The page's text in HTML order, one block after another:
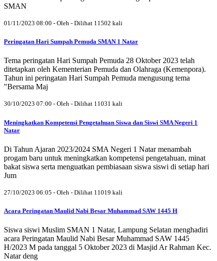
SMAN
01/11/2023 08:00 - Oleh - Dilihat 11502 kali
Peringatan Hari Sumpah Pemuda SMAN 1 Natar
Tema peringatan Hari Sumpah Pemuda 28 Oktober 2023 telah
ditetapkan oleh Kementerian Pemuda dan Olahraga (Kemenpora).
Tahun ini peringatan Hari Sumpah Pemuda mengusung tema
"Bersama Maj
30/10/2023 07:00 - Oleh - Dilihat 11031 kali
Meningkatkan Kompetensi Pengetahuan Siswa dan Siswi SMA Negeri 1
Natar
Di Tahun Ajaran 2023/2024 SMA Negeri 1 Natar menambah
progam baru untuk meningkatkan kompetensi pengetahuan, minat
bakat siswa serta menguatkan pembiasaan siswa siswi di setiap hari
Jum
27/10/2023 06:05 - Oleh - Dilihat 11019 kali
Acara Peringatan Maulid Nabi Besar Muhammad SAW 1445 H
Siswa siswi Muslim SMAN 1 Natar, Lampung Selatan menghadiri
acara Peringatan Maulid Nabi Besar Muhammad SAW 1445
H/2023 M pada tanggal 5 Oktober 2023 di Masjid Ar Rahman Kec.
Natar deng